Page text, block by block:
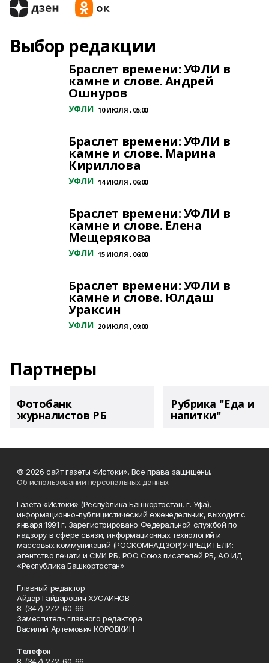
Выбор редакции
Браслет времени: УФЛИ в
камне и слове. Андрей
Ошнуров
УФЛИ 10 ИЮЛЯ , 05:00
Браслет времени: УФЛИ в
камне и слове. Марина
Кириллова
УФЛИ 14 ИЮЛЯ , 06:00
Браслет времени: УФЛИ в
камне и слове. Елена
Мещерякова
УФЛИ 15 ИЮЛЯ , 06:00
Браслет времени: УФЛИ в
камне и слове. Юлдаш
Ураксин
УФЛИ 20 ИЮЛЯ , 09:00
Партнеры
Фотобанк
журналистов РБ
Рубрика "Еда и
напитки"
© 2026 сайт газеты «Истоки». Все права защищены.
Об использовании персональных данных
Газета «Истоки» (Республика Башкортостан, г. Уфа),
информационно-публицистический еженедельник, выходит с
января 1991 г. Зарегистрировано Федеральной службой по
надзору в сфере связи, информационных технологий и
массовых коммуникаций (РОСКОМНАДЗОР)УЧРЕДИТЕЛИ:
агентство печати и СМИ РБ, РОО Союз писателей РБ, АО ИД
«Республика Башкортостан»
Главный редактор
Айдар Гайдарович ХУСАИНОВ
8-(347) 272-60-66
Заместитель главного редактора
Василий Артемович КОРОВКИН
Телефон